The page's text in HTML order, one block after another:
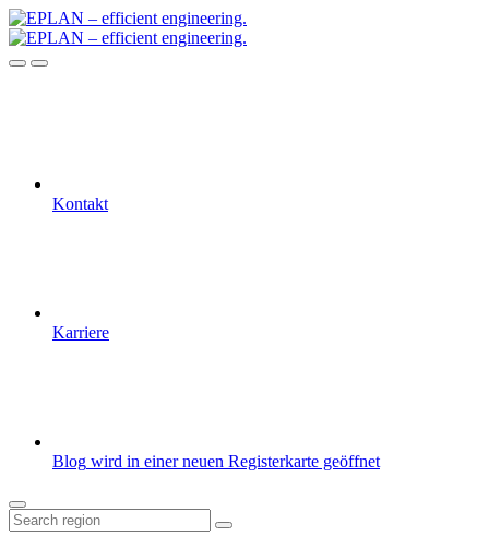
Kontakt
Karriere
Blog wird in einer neuen Registerkarte geöffnet